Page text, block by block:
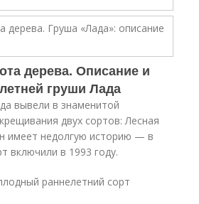
дерева. Описание и
груши Лада
вывели в знаменитой
двух сортов: Лесная
имеет недолгую историю — в
включили в 1993 году.
раннелетний сорт